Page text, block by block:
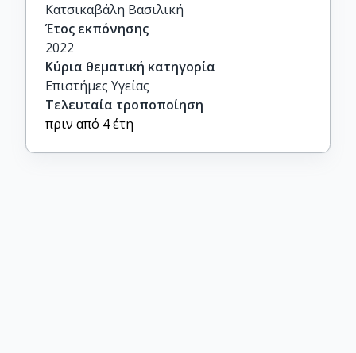
Κατσικαβάλη Βασιλική
Έτος εκπόνησης
2022
Κύρια θεματική κατηγορία
Επιστήμες Υγείας
Τελευταία τροποποίηση
πριν από 4 έτη